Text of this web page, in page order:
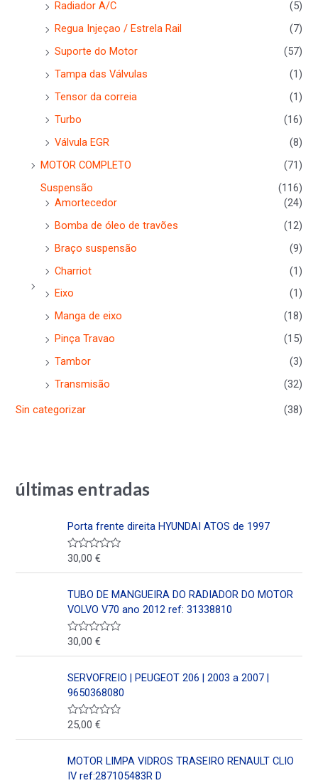
Radiador A/C
(5)
Regua Injeçao / Estrela Rail
(7)
Suporte do Motor
(57)
Tampa das Válvulas
(1)
Tensor da correia
(1)
Turbo
(16)
Válvula EGR
(8)
MOTOR COMPLETO
(71)
Suspensão
(116)
Amortecedor
(24)
Bomba de óleo de travões
(12)
Braço suspensão
(9)
Charriot
(1)
Eixo
(1)
Manga de eixo
(18)
Pinça Travao
(15)
Tambor
(3)
Transmisão
(32)
Sin categorizar
(38)
últimas entradas
Porta frente direita HYUNDAI ATOS de 1997
V
r
a
o
e
n
0
e
5
30,00€
TUBO DE MANGUEIRA DO RADIADOR DO MOTOR
VOLVO V70 ano 2012 ref: 31338810
V
r
a
o
e
n
0
e
5
30,00€
SERVOFREIO | PEUGEOT 206 | 2003 a 2007 |
9650368080
V
r
a
25,00€
MOTOR LIMPA VIDROS TRASEIRO RENAULT CLIO
IV ref:287105483R D